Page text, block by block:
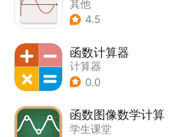
其他
4.5
函数计算器
计算器
0.0
函数图像数学计算
学生课堂